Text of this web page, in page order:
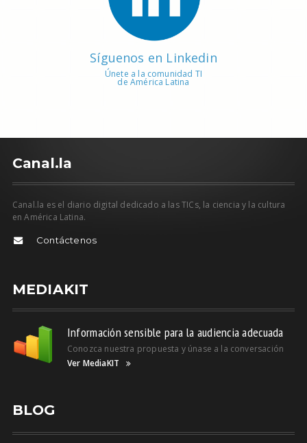
Síguenos en Linkedin
Únete a la comunidad TI
de América Latina
Canal.la
Canal.la es el diario digital dedicado a las TICs, la ciencia y la cultura
en América Latina.
Contáctenos
MEDIAKIT
Información sensible para la audiencia adecuada
Conozca nuestra propuesta y únase a la conversación
Ver MediaKIT
BLOG